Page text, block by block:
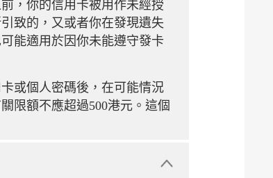
，你的信用卡被用作未經授
致的，又或者你在發現遺失
能適用於因你未能遵守發卡
或個人密碼後，在可能情況
限額不應超過500港元。這個